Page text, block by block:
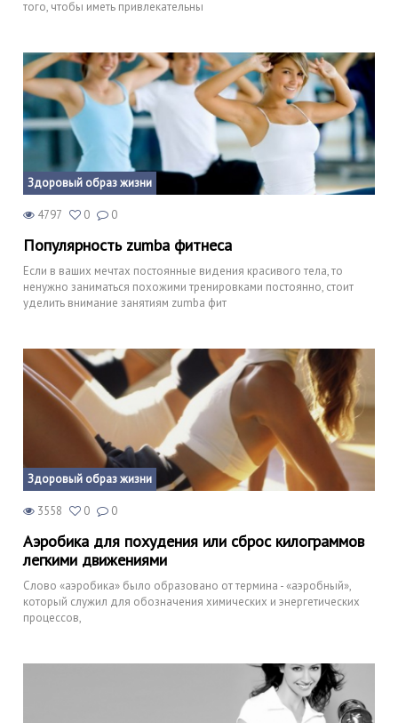
того, чтобы иметь привлекательны
Здоровый образ жизни
4797 0 0
Популярность zumba фитнеса
Если в ваших мечтах постоянные видения красивого тела, то
ненужно заниматься похожими тренировками постоянно, стоит
уделить внимание занятиям zumba фит
Здоровый образ жизни
3558 0 0
Аэробика для похудения или сброс килограммов
легкими движениями
Слово «аэробика» было образовано от термина - «аэробный»,
который служил для обозначения химических и энергетических
процессов,